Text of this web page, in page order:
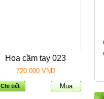
Hoa cầm tay 023
720.000 VND
Chi tiết